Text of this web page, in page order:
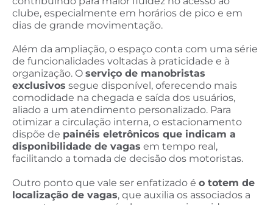
clube, especialmente em horários de pico e em
dias de grande movimentação.
Além da ampliação, o espaço conta com uma série
de funcionalidades voltadas à praticidade e à
organização. O serviço de manobristas
exclusivos segue disponível, oferecendo mais
comodidade na chegada e saída dos usuários,
aliado a um atendimento personalizado. Para
otimizar a circulação interna, o estacionamento
dispõe de painéis eletrônicos que indicam a
disponibilidade de vagas em tempo real,
facilitando a tomada de decisão dos motoristas.
Outro ponto que vale ser enfatizado é o totem de
localização de vagas, que auxilia os associados a